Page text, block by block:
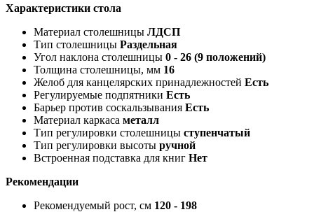
Характеристики стола
Материал столешницы ЛДСП
Тип столешницы Раздельная
Угол наклона столешницы 0 - 26 (9 положений)
Толщина столешницы, мм 16
Желоб для канцелярских принадлежностей Есть
Регулируемые подпятники Есть
Барьер против соскальзывания Есть
Материал каркаса металл
Тип регулировки столешницы ступенчатый
Тип регулировки высоты ручной
Встроенная подставка для книг Нет
Рекомендации
Рекомендуемый рост, см 120 - 198